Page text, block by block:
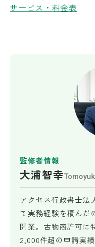
サービス・料金表
監修者情報
大浦智幸
アクセス行政書士法
て実務経験を積んだ
開業。古物商許可に
2,000件超の申請実